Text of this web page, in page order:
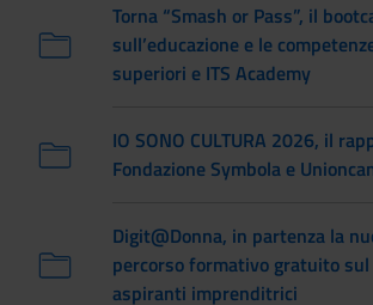
Torna “Smash or Pass”, il
sull’educazione e le
superiori e ITS Academy
IO SONO CULTURA 2026, il
Fondazione Symbola e
Digit@Donna, in partenza la
percorso formativo gratuito
aspiranti imprenditrici